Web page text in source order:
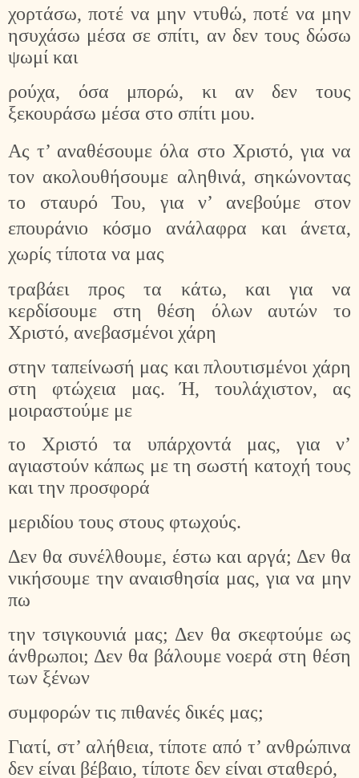
χορτάσω, ποτέ να μην ντυθώ, ποτέ να μην
ησυχάσω μέσα σε σπίτι, αν δεν τους δώσω
ψωμί και
ρούχα, όσα μπορώ, κι αν δεν τους
ξεκουράσω μέσα στο σπίτι μου.
Ας τ’ αναθέσουμε όλα στο Χριστό, για να
τον ακολουθήσουμε αληθινά, σηκώνοντας
το
σταυρό Του, για ν’ ανεβούμε στον
επουράνιο κόσμο ανάλαφρα και άνετα,
χωρίς τίποτα να μας
τραβάει προς τα κάτω, και για να
κερδίσουμε στη θέση όλων αυτών το
Χριστό, ανεβασμένοι χάρη
στην ταπείνωσή μας και πλουτισμένοι χάρη
στη φτώχεια μας. Ή, τουλάχιστον, ας
μοιραστούμε με
το Χριστό τα υπάρχοντά μας, για ν’
αγιαστούν κάπως με τη σωστή κατοχή τους
και την προσφορά
μεριδίου τους στους φτωχούς.
Δεν θα συνέλθουμε, έστω και αργά; Δεν θα
νικήσουμε την αναισθησία μας, για να μην
πω
την τσιγκουνιά μας; Δεν θα σκεφτούμε ως
άνθρωποι; Δεν θα βάλουμε νοερά στη θέση
των ξένων
συμφορών τις πιθανές δικές μας;
Γιατί, στ’ αλήθεια, τίποτε από τ’ ανθρώπινα
δεν είναι βέβαιο, τίποτε δεν είναι σταθερό,